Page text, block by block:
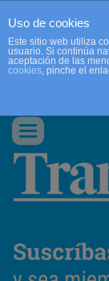
Conmutar
navegación
Uso de cookies
Este sitio web utiliza
usuario. Si continúa
aceptación de las
cookies, pinche el